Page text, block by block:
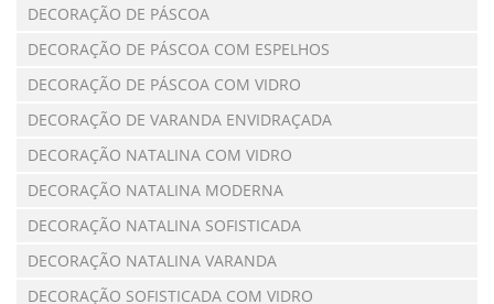
DECORAÇÃO DE PÁSCOA
DECORAÇÃO DE PÁSCOA COM ESPELHOS
DECORAÇÃO DE PÁSCOA COM VIDRO
DECORAÇÃO DE VARANDA ENVIDRAÇADA
DECORAÇÃO NATALINA COM VIDRO
DECORAÇÃO NATALINA MODERNA
DECORAÇÃO NATALINA SOFISTICADA
DECORAÇÃO NATALINA VARANDA
DECORAÇÃO SOFISTICADA COM VIDRO